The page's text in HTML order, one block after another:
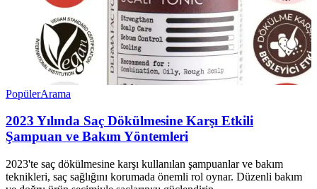
PopülerArama
2023 Yılında Saç Dökülmesine Karşı Etkili
Şampuan ve Bakım Yöntemleri
2023'te saç dökülmesine karşı kullanılan şampuanlar ve bakım
teknikleri, saç sağlığını korumada önemli rol oynar. Düzenli bakım